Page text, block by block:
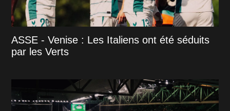
ASSE - Venise : Les Italiens ont été séduits
par les Verts